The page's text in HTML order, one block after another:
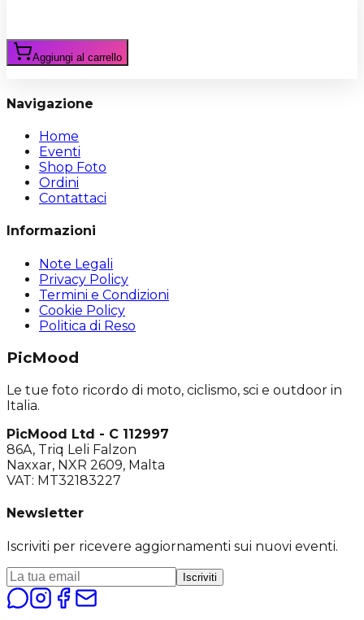
Aggiungi al carrello
Navigazione
Home
Eventi
Shop Foto
Ordini
Contattaci
Informazioni
Note Legali
Privacy Policy
Termini e Condizioni
Cookie Policy
Politica di Reso
PicMood
Le tue foto ricordo di moto, ciclismo, sci e outdoor in
Italia.
PicMood Ltd - C 112997
86A, Triq Leli Falzon
Naxxar, NXR 2609, Malta
VAT: MT32183227
Newsletter
Iscriviti per ricevere aggiornamenti sui nuovi eventi.
Iscriviti